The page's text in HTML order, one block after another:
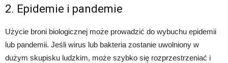
2. Epidemie i pandemie
Użycie broni biologicznej może prowadzić do wybuchu epidemii
lub pandemii. Jeśli wirus lub bakteria zostanie uwolniony w
dużym skupisku ludzkim, może szybko się rozprzestrzeniać i